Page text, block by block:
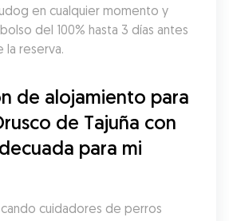
en cualquier momento y
del 100% hasta 3 días antes
la reserva.
de alojamiento para
de Tajuña con
para mi
cuidadores de perros